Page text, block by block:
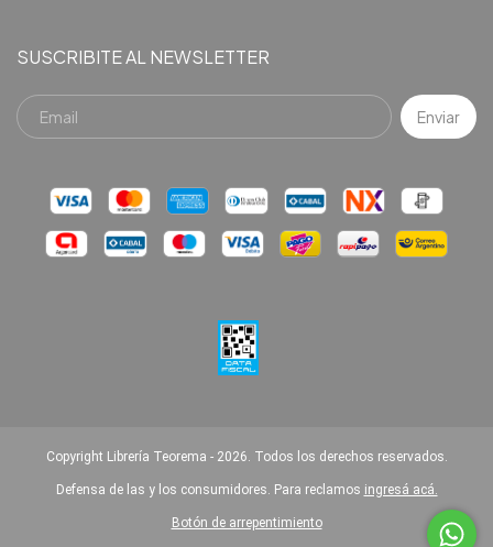
SUSCRIBITE AL NEWSLETTER
Copyright Librería Teorema - 2026. Todos los derechos reservados.
Defensa de las y los consumidores. Para reclamos ingresá acá.
Botón de arrepentimiento